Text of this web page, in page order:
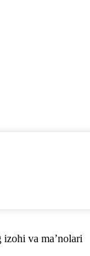
izohi va ma’nolari